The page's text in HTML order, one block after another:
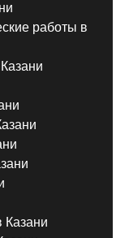
работы в
Казани